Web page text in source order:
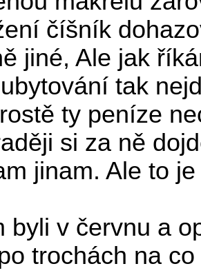
číšník
jiné, Ale jak
tak
ty peníze
si za ně
jinam. Ale to
byli v červnu a
trochách na